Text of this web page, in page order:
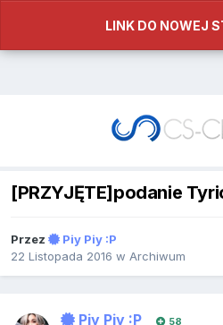
LINK DO NOWEJ
[PRZYJĘTE]podanie
Przez
Piy Piy :P
22 Listopada 2016 w Archiwum
Piy Piy :P 58